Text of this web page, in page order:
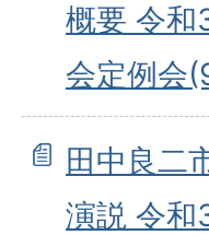
概要 令和
会定例会
田中良二
演説 令和